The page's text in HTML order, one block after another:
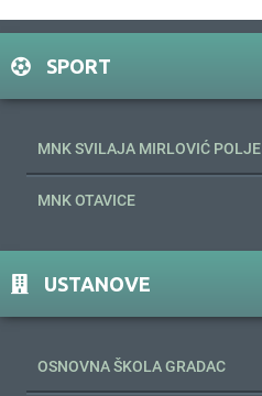
SPORT
MNK SVILAJA MIRLOVIĆ POLJE
MNK OTAVICE
USTANOVE
OSNOVNA ŠKOLA GRADAC